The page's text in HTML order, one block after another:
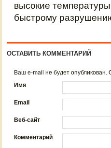
высокие
быстрому
ОСТАВИТЬ КОММЕНТАРИЙ
Ваш e-mail не будет
Имя
Email
Веб-сайт
Комментарий